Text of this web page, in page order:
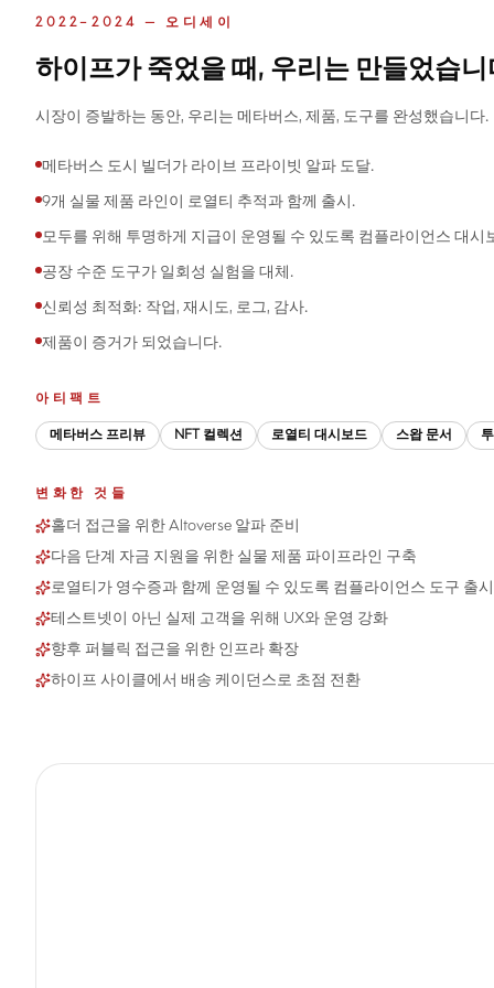
2022–2024 — 오디세이
하이프가 죽었을 때, 우리는 만들었습니
시장이 증발하는 동안, 우리는 메타버스, 제품, 도구를 완성했습니다.
메타버스 도시 빌더가 라이브 프라이빗 알파 도달.
9개 실물 제품 라인이 로열티 추적과 함께 출시.
모두를 위해 투명하게 지급이 운영될 수 있도록 컴플라이언스 대시
공장 수준 도구가 일회성 실험을 대체.
신뢰성 최적화: 작업, 재시도, 로그, 감사.
제품이 증거가 되었습니다.
아티팩트
메타버스 프리뷰 NFT 컬렉션 로열티 대시보드 스왑 문서
변화한 것들
홀더 접근을 위한 Altoverse 알파 준비
다음 단계 자금 지원을 위한 실물 제품 파이프라인 구축
로열티가 영수증과 함께 운영될 수 있도록 컴플라이언스 도구 출시
테스트넷이 아닌 실제 고객을 위해 UX와 운영 강화
향후 퍼블릭 접근을 위한 인프라 확장
하이프 사이클에서 배송 케이던스로 초점 전환